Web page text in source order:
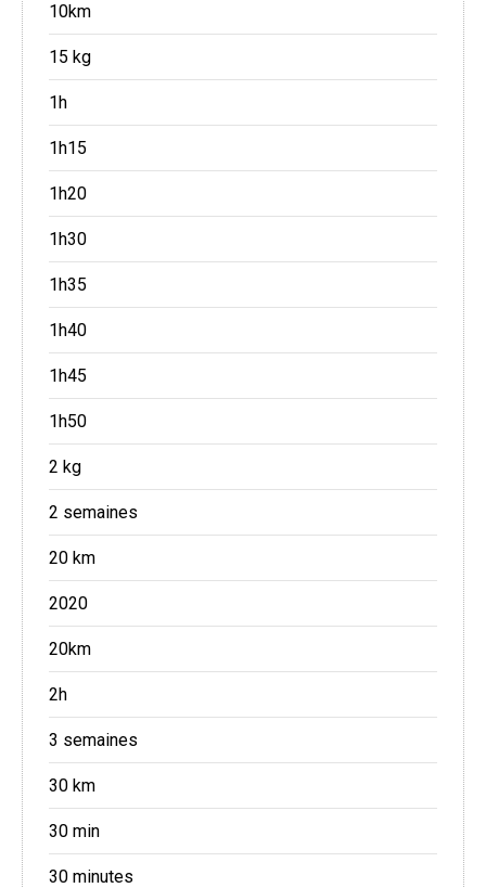
10km
15 kg
1h
1h15
1h20
1h30
1h35
1h40
1h45
1h50
2 kg
2 semaines
20 km
2020
20km
2h
3 semaines
30 km
30 min
30 minutes